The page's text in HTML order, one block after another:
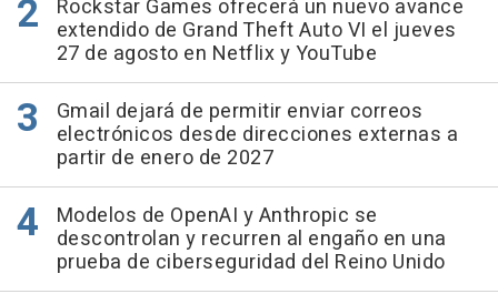
Rockstar Games ofrecerá un nuevo avance
extendido de Grand Theft Auto VI el jueves
27 de agosto en Netflix y YouTube
Gmail dejará de permitir enviar correos
electrónicos desde direcciones externas a
partir de enero de 2027
Modelos de OpenAI y Anthropic se
descontrolan y recurren al engaño en una
prueba de ciberseguridad del Reino Unido